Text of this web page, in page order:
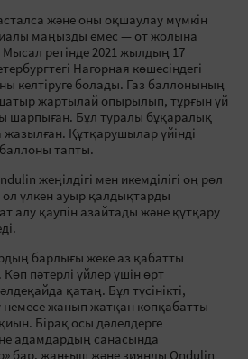
және оны оқшаулау мүмкін
маңызды емес — от жолына
Мысал ретінде 2021 жылдың 17
Нагорная көшесіндегі
келтіруге болады. Газ баллонының
жартылай опырылып, тұрғын үй
шарпыған. Бұл туралы бұқаралық
Құтқарушылар үйінді
тапты.
жеңілдігі мен икемділігі оң рөл
ол үлкен ауыр қалдықтарды
алу қаупін азайтады және құтқару
барлығы жеке аз қабатты
пәтерлі үйлер үшін өрт
қатаң. Бұл түсінікті,
немесе жанып жатқан көпқабатты
Бірақ осы дәлелдерге
адамдардың санасында